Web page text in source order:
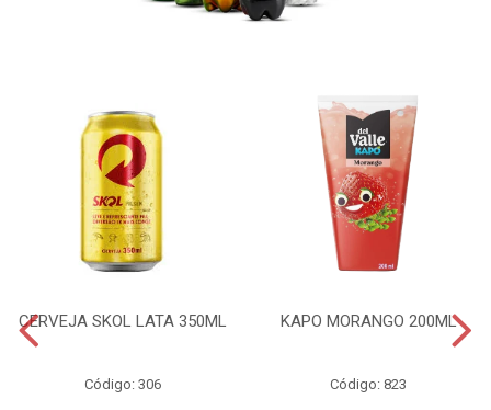
CERVEJA SKOL LATA 350ML
Código: 306
KAPO MORANGO 200ML
Código: 823